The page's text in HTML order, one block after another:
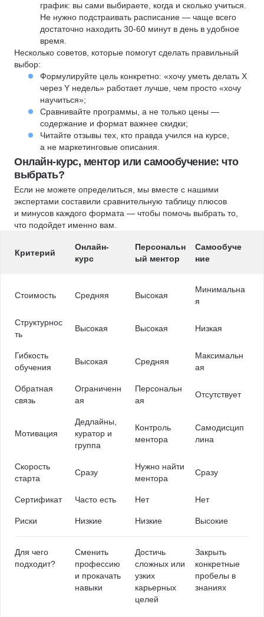
график: вы сами выбираете, когда и сколько учиться.
Не нужно подстраивать расписание — чаще всего
достаточно находить 30-60 минут в день в удобное
время.
Несколько советов, которые помогут сделать правильный
выбор:
Формулируйте цель конкретно: «хочу уметь делать X
через Y недель» работает лучше, чем просто «хочу
научиться»;
Сравнивайте программы, а не только цены —
содержание и формат важнее скидки;
Читайте отзывы тех, кто правда учился на курсе,
а не маркетинговые описания.
Онлайн-курс, ментор или самообучение: что
выбрать?
Если не можете определиться, мы вместе с нашими
экспертами составили сравнительную таблицу плюсов
и минусов каждого формата — чтобы помочь выбрать то,
что подойдет именно вам.
Критерий
Онлайн-
курс
Персональн
ый ментор
Самообуче
ние
Стоимость Средняя Высокая
Минимальна
я
Структурнос
ть
Высокая Высокая Низкая
Гибкость
обучения
Высокая Средняя
Максимальн
ая
Обратная
связь
Ограниченн
ая
Персональн
ая
Отсутствует
Мотивация
Дедлайны,
куратор и
группа
Контроль
ментора
Самодисцип
лина
Скорость
старта
Сразу
Нужно найти
ментора
Сразу
Сертификат Часто есть Нет Нет
Риски Низкие Низкие Высокие
Для чего
подходит?
Сменить
профессию
и прокачать
навыки
Достичь
сложных или
узких
карьерных
целей
Закрыть
конкретные
пробелы в
знаниях